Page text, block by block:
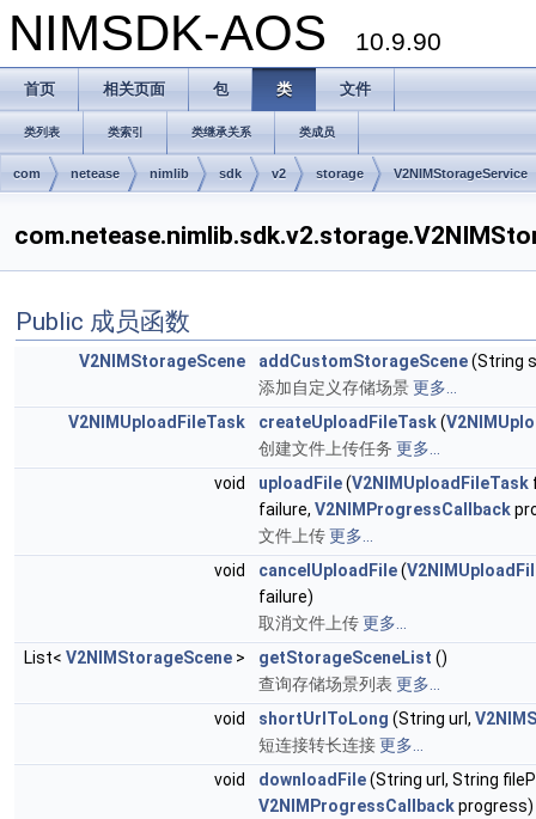
NIMSDK-AOS 10.9.90
首页 相关页面 包 类 文件
类列表 类索引 类继承关系 类成员
com netease nimlib sdk v2 storage V2NIMStorageService
Public 成员函数
V2NIMStorageScene addCustomStorageScene(String
添加自定义存储场景更多...
V2NIMUploadFileTask
createUploadFileTask(
创建文件上传任务 更多...
void
uploadFile(V2NIMUploadFileTask
failure, V2NIMProgressCallback
文件上传更多...
void
cancelUploadFile(
failure)
取消文件上传更多...
List< V2NIMStorageScene > getStorageSceneList ()
查询存储场景列表 更多...
void
shortUrlToLong (String url,
短连接转长连接更多...
void
downloadFile(String url, String
V2NIMProgressCallbackprogress)